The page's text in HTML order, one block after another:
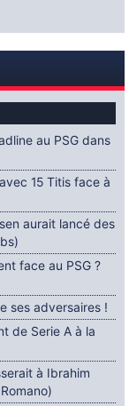
au PSG dans
15 Titis face à
aurait lancé des
face au PSG ?
ses adversaires !
de Serie A à la
à Ibrahim